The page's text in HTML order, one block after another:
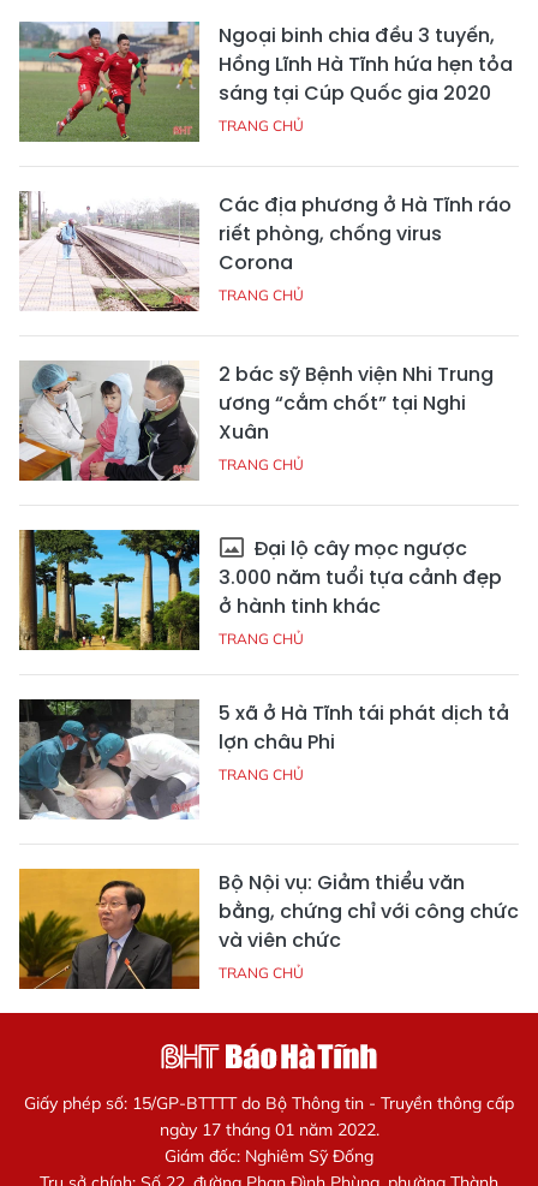
Ngoại binh chia đều 3 tuyến,
Hồng Lĩnh Hà Tĩnh hứa hẹn tỏa
sáng tại Cúp Quốc gia 2020
TRANG CHỦ
Các địa phương ở Hà Tĩnh ráo
riết phòng, chống virus
Corona
TRANG CHỦ
2 bác sỹ Bệnh viện Nhi Trung
ương “cắm chốt” tại Nghi
Xuân
TRANG CHỦ
Đại lộ cây mọc ngược
3.000 năm tuổi tựa cảnh đẹp
ở hành tinh khác
TRANG CHỦ
5 xã ở Hà Tĩnh tái phát dịch tả
lợn châu Phi
TRANG CHỦ
Bộ Nội vụ: Giảm thiểu văn
bằng, chứng chỉ với công chức
và viên chức
TRANG CHỦ
Giấy phép số: 15/GP-BTTTT do Bộ Thông tin - Truyền thông cấp
ngày 17 tháng 01 năm 2022.
Giám đốc: Nghiêm Sỹ Đống